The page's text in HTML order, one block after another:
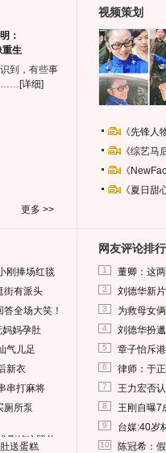
：
重生
到，有些事
…… [详细]
更多 >>
视频策划
《先锋
《综艺
《
《夏日
刚捧场红毯
街有派头
全场大笑！
妈妈孕肚
气儿足
新衣
串打麻将
厕所泵
删掉这照片
送蛋糕
网友评论排行
1 董卿：这
2 刘德华新
3 为救母女
4 刘德华扮
5 章子怡斥
6 律师：于
7 王力宏否
8 王刚自曝7
9 台媒:40岁
10 陈冠希：